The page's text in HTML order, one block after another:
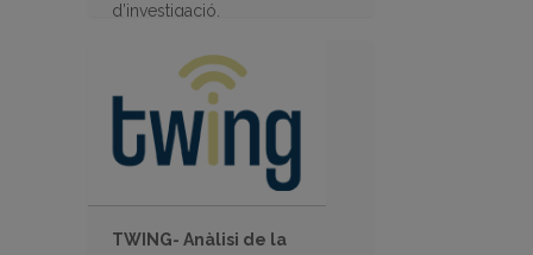
d’investigació.
TWING- Anàlisi de la